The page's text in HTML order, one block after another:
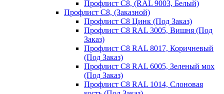
Профлист С8, (RAL 9003, Белый)
Профлист С8, (Заказной)
Профлист С8 Цинк (Под Заказ)
Профлист С8 RAL 3005, Вишня (Под
Заказ)
Профлист С8 RAL 8017, Коричневый
(Под Заказ)
Профлист С8 RAL 6005, Зеленый мох
(Под Заказ)
Профлист С8 RAL 1014, Слоновая